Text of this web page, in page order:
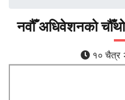
नवौँ अधिवेशनको
१० चैत्र